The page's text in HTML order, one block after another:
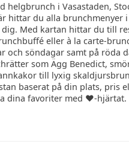
helgbrunch i Vasastaden,
hittar du alla brunchmenyer i
Med kartan hittar du till
eller à la carte-
och söndagar samt på röda
som Ägg Benedict,
till lyxig
baserat på din plats, pris
dina favoriter med ❤️-hjärtat.